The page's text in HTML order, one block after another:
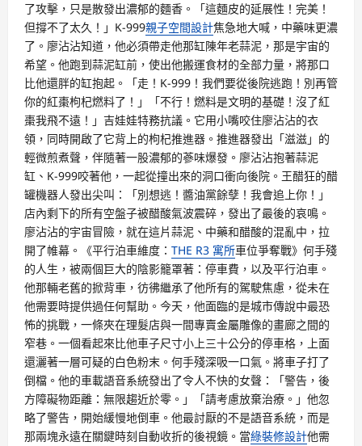
了攻擊，只是散發出濃郁的麵香。「這麵皮的延展性！完美！
但撐不了太久！」K-999親子空間設計焦急地大喊，中藥味更濃
了。廖沾沾知道，他必須帶走他那缸陳年老蒜泥，那是宇宙的
希望。他跑到蒜泥缸前，使出他搬運食材的全部力量，將那口
比他還胖的缸抱起。「走！K-999！我們要從後院逃跑！別再管
你的紅棗枸杞燃料了！」「不行！燃料是文明的基礎！沒了紅
棗我飛不遠！」吉娃娃特務抗議。它用小嘴咬住廖沾沾的衣
領，同時開啟了它背上的枸杞推進器。推進器發出「滋滋」的
輕微煎煮聲，伴隨著一股濃郁的蔘味爆發。廖沾沾抱著蒜泥
缸、K-999咬著他，一起從撞出來的洞口衝向後院。王醋狂的醋
罐機器人發出尖叫：「別想逃！醬油黨餘孽！我會追上你！」
店內剩下的所有空盤子被醋酸氣波震碎，發出了最後的哀鳴。
廖沾沾的宇宙冒險，就在這片蒜泥、中藥和醋酸的混亂中，拉
開了帷幕。《平行泊車維度： THE R3 寓所車位爭奪戰》何手殘
的人生，被兩個巨大的陰影籠罩著：停車費，以及平行泊車。
他那輛老舊的掀背車，彷彿繼承了他所有的駕駛焦慮，從未在
他需要時提供過任何幫助。今天，他面臨的是城市傳說中最恐
怖的挑戰，一條夾在理髮店與一間專賣金屬雕像的畫廊之間的
窄巷。一個看起來比他車子尺寸小上三十公分的停車格，上面
還灑著一層可疑的白色粉末。何手殘深吸一口氣。將車子打了
倒檔。他的車載語音系統發出了令人不快的女聲：「警告，後
方障礙物距離：無限趨近於零。」「請考慮放棄治療。」他忽
略了警告，開始緩慢地倒車。他最討厭的不是語音系統，而是
那兩塊永遠在關鍵時刻自動收折的後視鏡。當綠裝修設計他需